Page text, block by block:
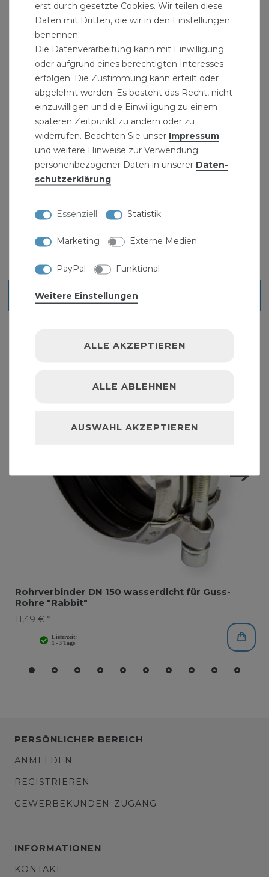
bestehenden Installationsnetzes eingesetzt
werden.
Produktdaten:
Spannbereich: Ø 110 - 130 mm
für Plastikschlauch/Gummischlauch
Norm: DIN 3017
Material: Stahl verzinkt
Lieferumfang: Schlauchschelle 110 - 130 mm
Schlauchklemme verzinkt
Ähnliche Artikel
Rohrverbinder DN 150 wasserdicht für Guss-
Rohre "Rabbit"
11,49 € *
PERSÖNLICHER BEREICH
ANMELDEN
REGISTRIEREN
GEWERBEKUNDEN-ZUGANG
INFORMATIONEN
KONTAKT
erst durch gesetzte Cookies. Wir teilen diese
Daten mit Dritten, die wir in den Einstellungen
benennen.
Die Datenverarbeitung kann mit Einwilligung
oder aufgrund eines berechtigten Interesses
erfolgen. Die Zustimmung kann erteilt oder
abgelehnt werden. Es besteht das Recht, nicht
einzuwilligen und die Einwilligung zu einem
späteren Zeitpunkt zu ändern oder zu
widerrufen. Beachten Sie unser Impressum
und weitere Hinweise zur Verwendung
personenbezogener Daten in unserer Daten­
schutz­erklärung.
Essenziell Statistik
Marketing Externe Medien
PayPal Funktional
Weitere Einstellungen
ALLE AKZEPTIEREN
ALLE ABLEHNEN
AUSWAHL AKZEPTIEREN